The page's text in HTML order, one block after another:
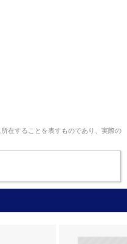
在することを表すものであり、実際の